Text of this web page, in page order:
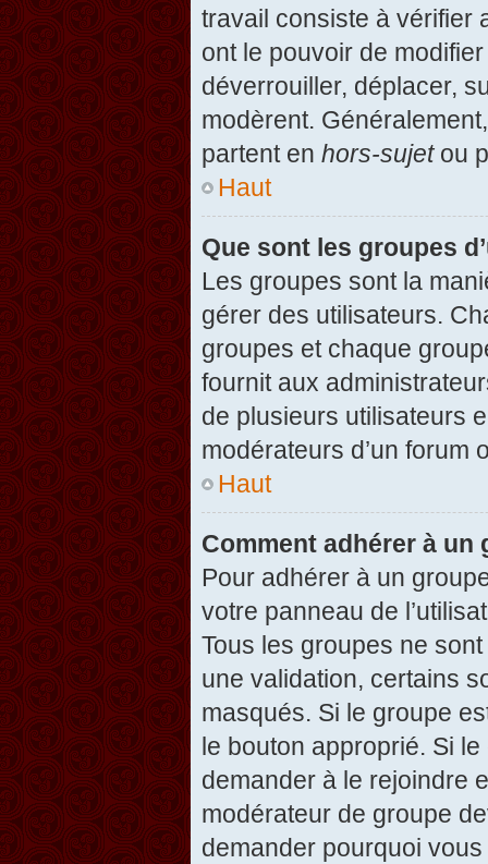
travail consiste à vérifier
ont le pouvoir de
déverrouiller, déplacer,
modèrent.
partent en hors-sujetou
Haut
Que sont les groupes
Les groupes sont la
gérer des utilisateurs.
groupes et chaque
fournit aux
de plusieurs utilisateurs
modérateurs d’un forum
Haut
Comment adhérer à un
Pour adhérer à un
votre panneau de
Tous les groupes ne
une validation, certains
masqués. Si le groupe
le bouton approprié. Si
demander à le rejoindre
modérateur de groupe
demander pourquoi